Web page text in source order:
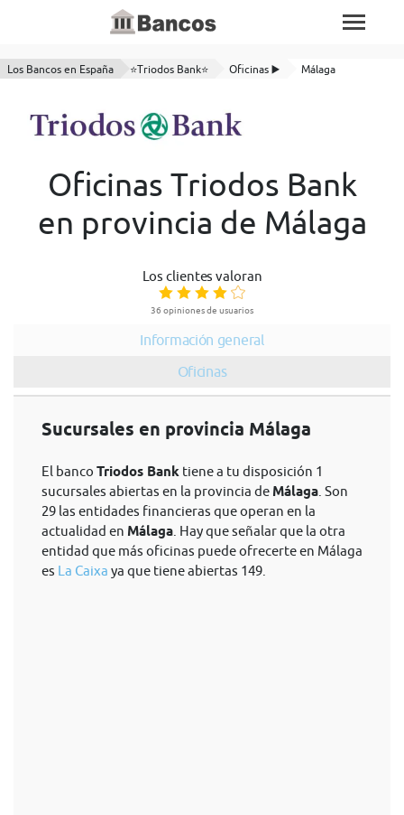
Los Bancos en España ⭐Triodos Bank⭐ Oficinas ▶️ Málaga
Oficinas Triodos Bank
en provincia de Málaga
Los clientes valoran
36 opiniones de usuarios
Información general
Oficinas
Sucursales en provincia Málaga
El banco Triodos Bank tiene a tu disposición 1
sucursales abiertas en la provincia de Málaga . Son
29 las entidades financieras que operan en la
actualidad en Málaga . Hay que señalar que la otra
entidad que más oficinas puede ofrecerte en Málaga
es La Caixa ya que tiene abiertas 149.